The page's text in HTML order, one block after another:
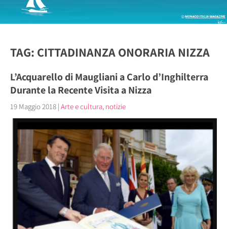
TAG: CITTADINANZA ONORARIA NIZZA
L’Acquarello di Maugliani a Carlo d’Inghilterra
Durante la Recente Visita a Nizza
19 Maggio 2018 | Arte e cultura, notizie